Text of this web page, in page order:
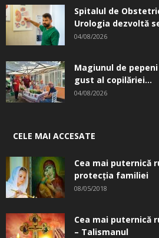
Spitalul de
Urologia dezvoltă
04/08/2026
Magiunul de
gust al copilăriei...
04/08/2026
CELE MAI ACCESATE
Cea mai puternică
protecția familiei
08/05/2018
Cea mai puternică
– Talismanul